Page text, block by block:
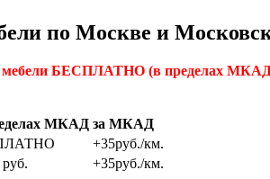
по Москве и
мебели БЕСПЛАТНО (в пределах
МКАД за МКАД
+35руб./км.
+35руб./км.